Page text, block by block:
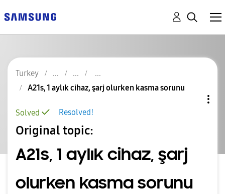
Turkey
A21s, 1 aylık cihaz, şarj olurken kasma sorunu
Resolved!
Solved
Original topic:
A21s, 1 aylık cihaz, şarj
olurken kasma sorunu